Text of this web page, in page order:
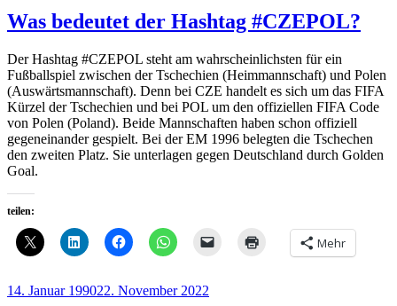
Was bedeutet der Hashtag #CZEPOL?
Der Hashtag #CZEPOL steht am wahrscheinlichsten für ein
Fußballspiel zwischen der Tschechien (Heimmannschaft) und Polen
(Auswärtsmannschaft). Denn bei CZE handelt es sich um das FIFA
Kürzel der Tschechien und bei POL um den offiziellen FIFA Code
von Polen (Poland). Beide Mannschaften haben schon offiziell
gegeneinander gespielt. Bei der EM 1996 belegten die Tschechen
den zweiten Platz. Sie unterlagen gegen Deutschland durch Golden
Goal.
teilen:
Mehr
Veröffentlicht
14. Januar 199022. November 2022